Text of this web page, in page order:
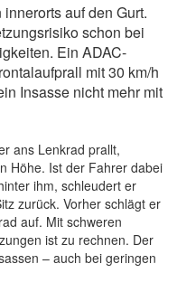
auf den Gurt.
schon bei
Ein ADAC-
mit 30 km/h
Insasse nicht mehr mit
ans Lenkrad prallt,
Höhe. Ist der Fahrer dabei
ihm, schleudert er
zurück. Vorher schlägt er
auf. Mit schweren
ist zu rechnen. Der
– auch bei geringen